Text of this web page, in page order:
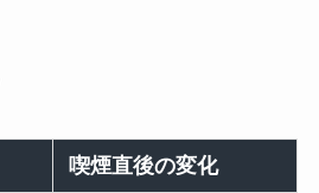
喫煙直後の変化